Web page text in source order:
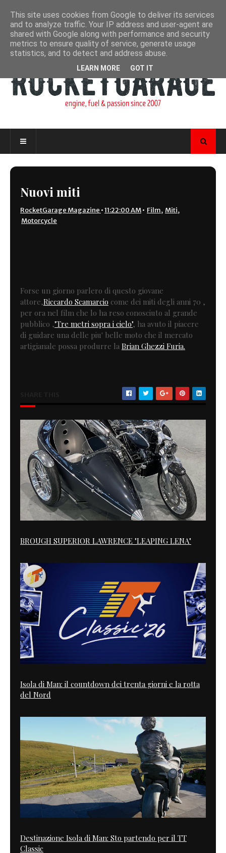
Nuovi miti
RocketGarage Magazine •11:22:00 AM• Film, Miti,
Motorcycle
Forse un giorno parlero di questo giovane
attore,Riccardo Scamarcio come dei miti degli anni 70 ,
per ora nel film che lo ha reso conosciuto al grande
pubblico ,"Tre metri sopra i cielo", ha avuto il piacere
di guidare una delle piu' belle moto che il mercato
artigianale possa produrre la Brian Ghezzi Furia.
BROUGH SUPERIOR LAWRENCE "LEAPING LENA"
Isola di Man: il countdown dei trenta giorni e la rotta
del Nord
Destinazione Isola di Man: Sto partendo per il TT
Classic
This site uses cookies from Google to deliver its services
and to analyze traffic. Your IP address and user-agent are
shared with Google along with performance and security
metrics to ensure quality of service, generate usage
statistics, and to detect and address abuse.
LEARN MORE GOT IT